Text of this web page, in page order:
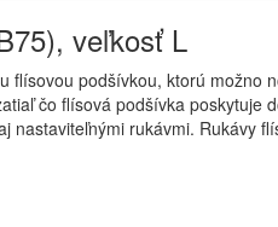
veľkosť L
podšívkou, ktorú možno
čo flísová podšívka poskytuje
rukávmi. Rukávy